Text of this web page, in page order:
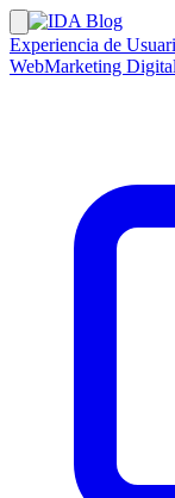
Experiencia de
WebMarketing Digital